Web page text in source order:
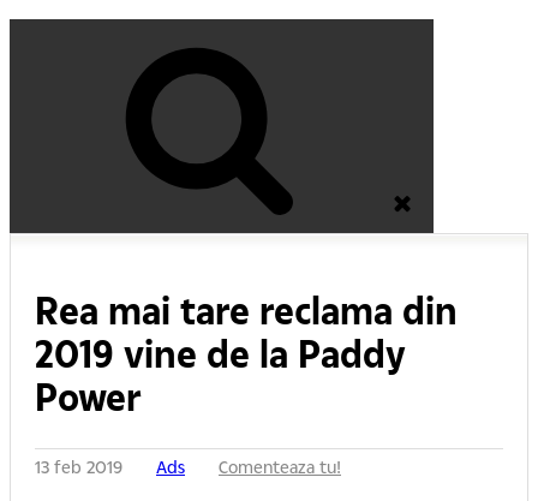
Rea mai tare reclama din
2019 vine de la Paddy
Power
13 feb 2019 Ads Comenteaza tu!